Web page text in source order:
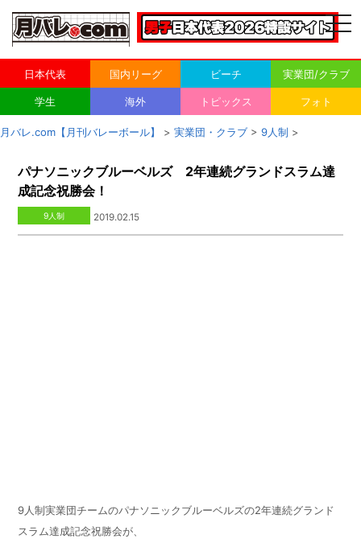
日本代表 国内リーグ ビーチ 実業団/クラブ
学生 海外 トピックス フォト
月バレ.com【月刊バレーボール】 > 実業団・クラブ > 9人制 >
パナソニックブルーベルズ 2年連続グランドスラム達
成記念祝勝会！
9人制 2019.02.15
9人制実業団チームのパナソニックブルーベルズの2年連続グランド
スラム達成記念祝勝会が、